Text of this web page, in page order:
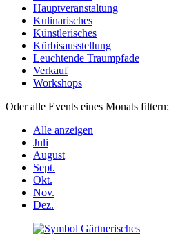
Hauptveranstaltung
Kulinarisches
Künstlerisches
Kürbisausstellung
Leuchtende Traumpfade
Verkauf
Workshops
Oder alle Events eines Monats filtern:
Alle anzeigen
Juli
August
Sept.
Okt.
Nov.
Dez.